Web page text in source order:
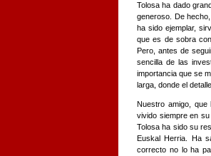
Tolosa ha dado
generoso. De
ha sido ejemplar,
que es de sobra
Pero, antes de
sencilla de las
importancia que se
larga, donde el
Nuestro amigo,
vivido siempre en
Tolosa ha sido su
Euskal Herria. Ha
correcto no lo ha